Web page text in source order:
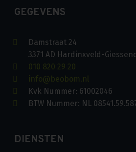
GEGEVENS
Damstraat 24
3371 AD Hardinxveld-
010 820 29 20
info@beobom.nl
Kvk Nummer: 61002046
BTW Nummer: NL
DIENSTEN